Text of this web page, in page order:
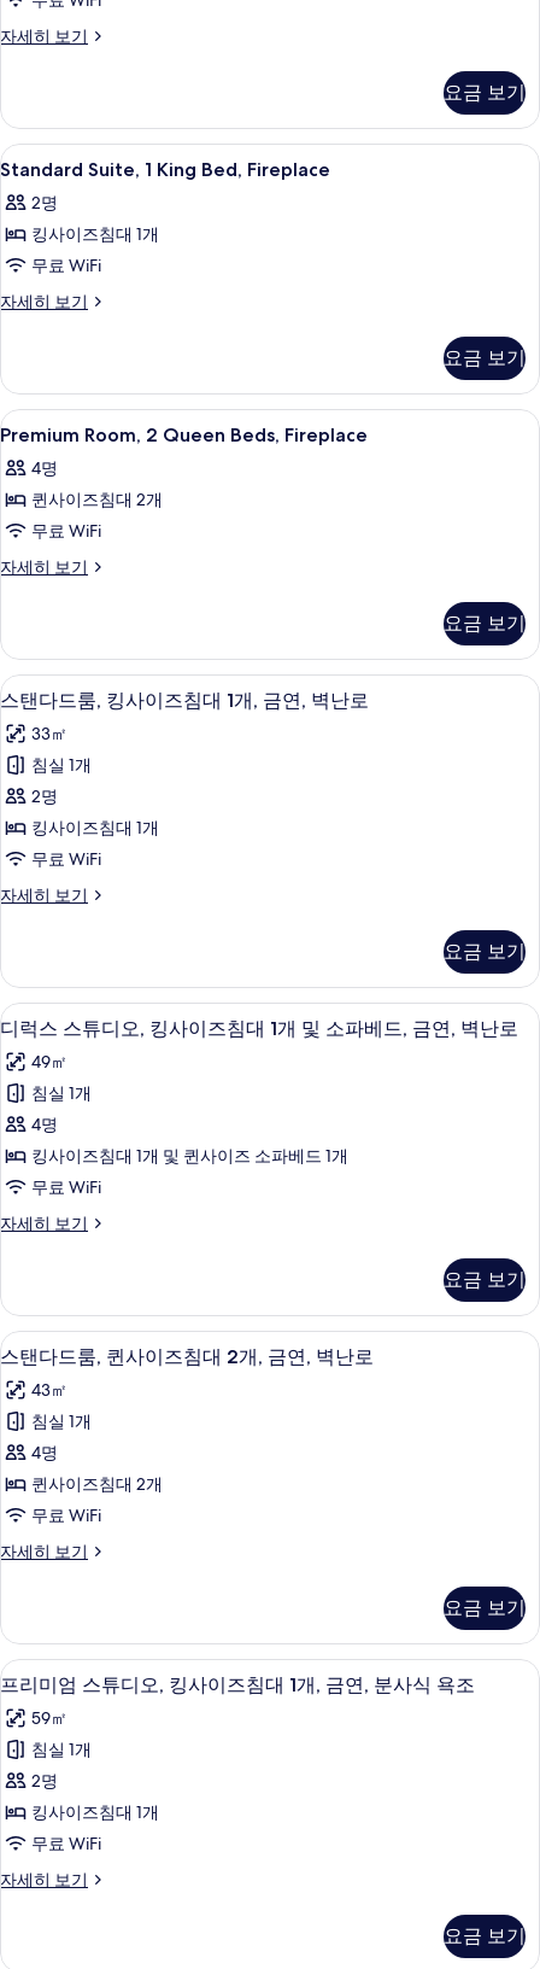
터
Kitchen
모
두
보
기
자세히 보기
Deluxe
Beds,
Kitchen
자
히
보
요금 보기
Standard
Suite,
1
King
Bed,
Fireplace
모
두
보
기
고급 침구, 필로우탑 침대, 책상, 노트북
5
Standard Suite, 1 King Bed, Fireplace
2명
킹사이즈침대 1개
무료 WiFi
자세히 보기
Standard
Bed,
Fireplace
자
히
보
요금 보기
Premium
Room,
2
Queen
Beds,
Fireplace
모
두
보
기
고급 침구, 필로우탑 침대, 책상, 노트북
4
Premium Room, 2 Queen Beds, Fireplace
4명
퀸사이즈침대 2개
무료 WiFi
자세히 보기
Premium
Beds,
Fireplace
자
히
보
기
요금 보기
스
탠
다
드
룸,
킹
이
침
대
1
개,
금
연,
벽
난
로
모
두
보
기
스탠다드룸, 킹사이즈침대 1개, 금연,
4
스탠다드룸, 킹사이즈침대 1개, 금연, 벽난로
33㎡
침실 1개
2명
킹사이즈침대 1개
무료 WiFi
자세히 보기
스
룸,
킹
사
이
즈
침
대
개,
금
연,
벽
세
히
보
기
요금 보기
디
럭
스
스
튜
디
킹
이
즈
침
대
개
및
소
파
금
연,
벽
난
로
사
진
모
두
기
디럭스 스튜디오, 킹사이즈침대 1개
5
디럭스 스튜디오, 킹사이즈침대 1개 및 소파베드, 금연, 벽난로
49㎡
침실 1개
4명
킹사이즈침대 1개 및 퀸사이즈 소파베드 1개
무료 WiFi
자세히 보기
디
튜
디
오,
사
이
즈
침
대
개
및
드,
금
연,
벽
난
로
자
세
히
기
요금 보기
스
탠
다
드
룸,
퀸
이
침
대
2
개,
금
연,
벽
난
로
스탠다드룸, 퀸사이즈침대 2개, 금연,
4
스탠다드룸, 퀸사이즈침대 2개, 금연, 벽난로
43㎡
침실 1개
4명
퀸사이즈침대 2개
무료 WiFi
자세히 보기
스
룸,
퀸
사
즈
침
대
2
개,
금
연,
벽
세
요금 보기
프
리
미
엄
스
튜
오,
사
프리미엄 스튜디오, 킹사이즈침대 1개
4
프리미엄 스튜디오, 킹사이즈침대 1개, 금연, 분사식 욕조
59㎡
침실 1개
2명
킹사이즈침대 1개
무료 WiFi
자세히 보기
프
요금 보기